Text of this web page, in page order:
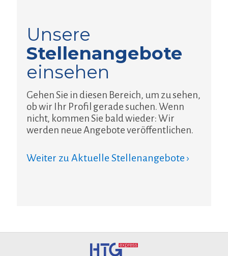
Unsere
Stellenangebote
einsehen
Gehen Sie in diesen Bereich, um zu sehen,
ob wir Ihr Profil gerade suchen. Wenn
nicht, kommen Sie bald wieder: Wir
werden neue Angebote veröffentlichen.
Weiter zu Aktuelle Stellenangebote ›